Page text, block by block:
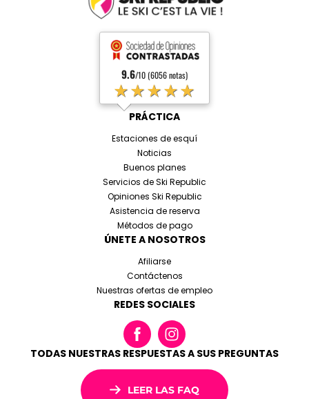
9.6/10 (6056 notas)
★★★★★
PRÁCTICA
Estaciones de esquí
Noticias
Buenos planes
Servicios de Ski Republic
Opiniones Ski Republic
Asistencia de reserva
Métodos de pago
ÚNETE A NOSOTROS
Afiliarse
Contáctenos
Nuestras ofertas de empleo
REDES SOCIALES
TODAS NUESTRAS RESPUESTAS A SUS PREGUNTAS
LEER LAS FAQ